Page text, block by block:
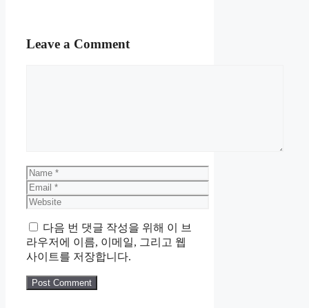
Leave a Comment
Name
Email
Website
다음 번 댓글 작성을 위해 이 브
라우저에 이름, 이메일, 그리고 웹
사이트를 저장합니다.